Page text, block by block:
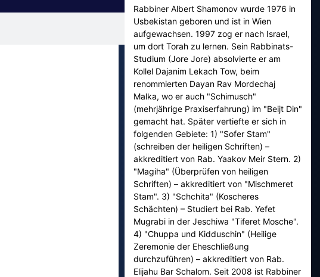
Rabbiner Albert Shamonov wurde 1976 in
Usbekistan geboren und ist in Wien
aufgewachsen. 1997 zog er nach Israel,
um dort Torah zu lernen. Sein Rabbinats-
Studium (Jore Jore) absolvierte er am
Kollel Dajanim Lekach Tow, beim
renommierten Dayan Rav Mordechaj
Malka, wo er auch "Schimusch"
(mehrjährige Praxiserfahrung) im "Beijt Din"
gemacht hat. Später vertiefte er sich in
folgenden Gebiete: 1) "Sofer Stam"
(schreiben der heiligen Schriften) –
akkreditiert von Rab. Yaakov Meir Stern. 2)
"Magiha" (Überprüfen von heiligen
Schriften) – akkreditiert von "Mischmeret
Stam". 3) "Schchita" (Koscheres
Schächten) – Studiert bei Rab. Yefet
Mugrabi in der Jeschiwa "Tiferet Mosche".
4) "Chuppa und Kidduschin" (Heilige
Zeremonie der Eheschließung
durchzuführen) – akkreditiert von Rab.
Elijahu Bar Schalom. Seit 2008 ist Rabbiner